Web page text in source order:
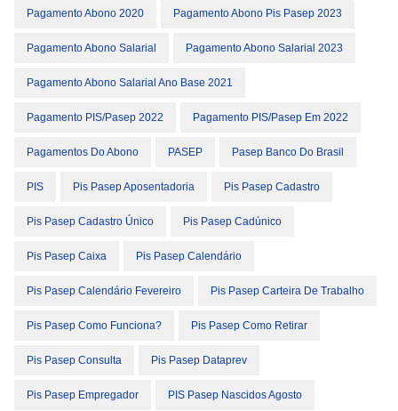
Pagamento Abono 2020 Pagamento Abono Pis Pasep 2023
Pagamento Abono Salarial Pagamento Abono Salarial 2023
Pagamento Abono Salarial Ano Base 2021
Pagamento PIS/Pasep 2022 Pagamento PIS/Pasep Em 2022
Pagamentos Do Abono PASEP Pasep Banco Do Brasil
PIS Pis Pasep Aposentadoria Pis Pasep Cadastro
Pis Pasep Cadastro Único Pis Pasep Cadúnico
Pis Pasep Caixa Pis Pasep Calendário
Pis Pasep Calendário Fevereiro Pis Pasep Carteira De Trabalho
Pis Pasep Como Funciona? Pis Pasep Como Retirar
Pis Pasep Consulta Pis Pasep Dataprev
Pis Pasep Empregador PIS Pasep Nascidos Agosto